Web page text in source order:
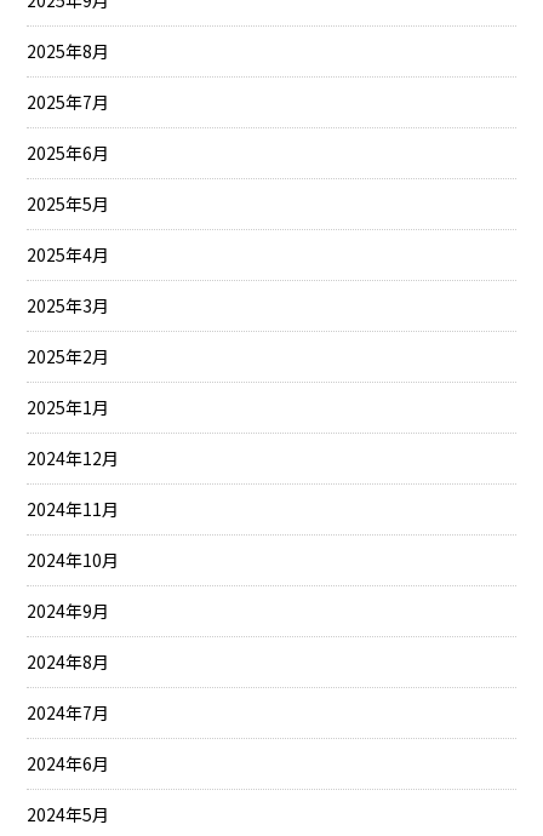
2025年8月
2025年7月
2025年6月
2025年5月
2025年4月
2025年3月
2025年2月
2025年1月
2024年12月
2024年11月
2024年10月
2024年9月
2024年8月
2024年7月
2024年6月
2024年5月